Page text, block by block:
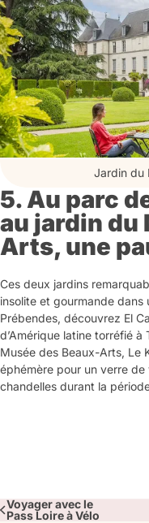
Jardin du
5. Au parc
au jardin du
Arts, une
Ces deux jardins
insolite et gourmande
Prébendes, découvrez El
d’Amérique latine torréfié à
Musée des Beaux-Arts, Le
éphémère pour un verre
chandelles durant la
Voyager avec le
Pass Loire à Vélo